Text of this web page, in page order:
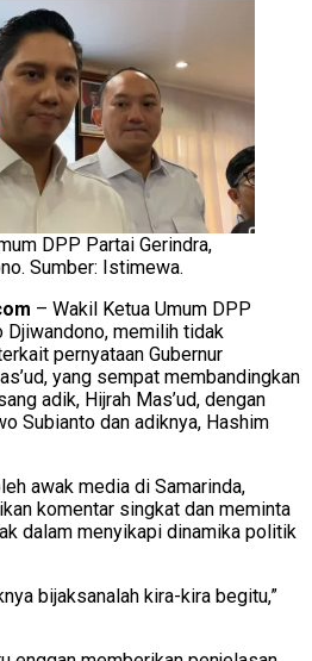
DPP Partai Gerindra,
Sumber: Istimewa.
– Wakil Ketua Umum DPP
Djiwandono, memilih tidak
pernyataan Gubernur
yang sempat membandingkan
adik, Hijrah Mas’ud, dengan
Subianto dan adiknya, Hashim
awak media di Samarinda,
komentar singkat dan meminta
dalam menyikapi dinamika politik
bijaksanalah kira-kira begitu,”